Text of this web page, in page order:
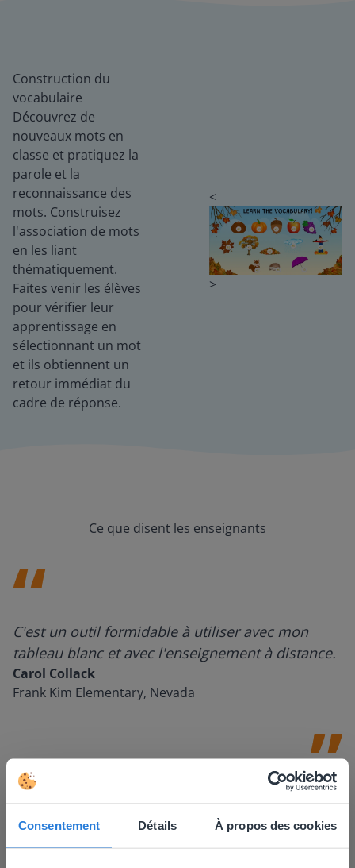
Consentement Détails À propos des cookies
Construction du
vocabulaire
Découvrez de
nouveaux mots en
classe et pratiquez la
parole et la
reconnaissance des
mots. Construisez
l'association de mots
en les liant
thématiquement.
Faites venir les élèves
pour vérifier leur
apprentissage en
sélectionnant un mot
et ils obtiennent un
retour immédiat du
cadre de réponse.
<
>
Ce que disent les enseignants
C'est un outil formidable à utiliser avec mon
tableau blanc et avec l'enseignement à distance.
Carol Collack
Frank Kim Elementary, Nevada